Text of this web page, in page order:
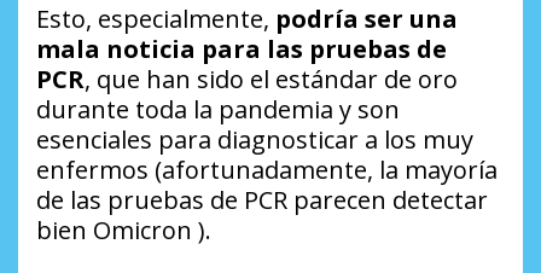
Esto, especialmente, podría ser una
mala noticia para las pruebas de
PCR, que han sido el estándar de oro
durante toda la pandemia y son
esenciales para diagnosticar a los muy
enfermos (afortunadamente, la mayoría
de las pruebas de PCR parecen detectar
bien Omicron ).